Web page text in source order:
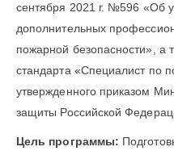
сентября 2021 г. №596 «Об
дополнительных
пожарной безопасности», а
стандарта «Специалист по
утвержденного приказом
защиты Российской
Цель программы: